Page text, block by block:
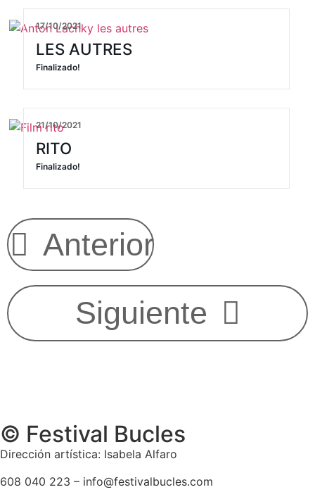
17/10/2021
LES AUTRES
Finalizado!
21/10/2021
RITO
Finalizado!
Anterior
Siguiente
© Festival Bucles
Dirección artística: Isabela Alfaro
608 040 223 – info@festivalbucles.com